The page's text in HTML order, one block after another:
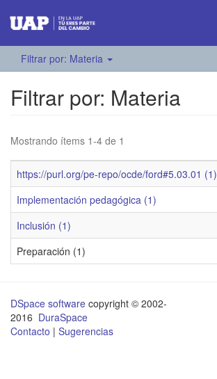
Filtrar por: Materia
Filtrar por: Materia
Mostrando ítems 1-4 de 1
https://purl.org/pe-repo/ocde/ford#5.03.01 (1)
Implementación pedagógica (1)
Inclusión (1)
Preparación (1)
DSpace software copyright © 2002-
2016 DuraSpace
Contacto | Sugerencias